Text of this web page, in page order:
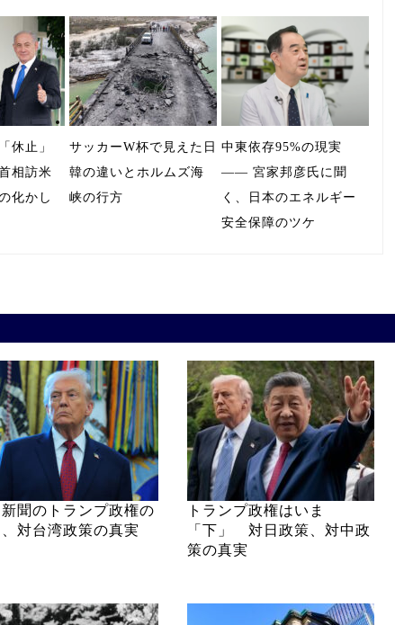
休止」
相訪米
化かし
サッカーW杯で見えた日
韓の違いとホルムズ海
峡の行方
中東依存95%の現実
―― 宮家邦彦氏に聞
く、日本のエネルギー
安全保障のツケ
聞のトランプ政権の
対台湾政策の真実
トランプ政権はいま
「下」 対日政策、対中政
策の真実